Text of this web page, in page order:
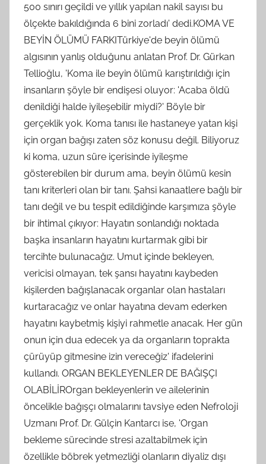
500 sınırı geçildi ve yıllık yapılan nakil sayısı bu
ölçekte bakıldığında 6 bini zorladı' dedi.KOMA VE
BEYİN ÖLÜMÜ FARKITürkiye'de beyin ölümü
algısının yanlış olduğunu anlatan Prof. Dr. Gürkan
Tellioğlu, 'Koma ile beyin ölümü karıştırıldığı için
insanların şöyle bir endişesi oluyor: 'Acaba öldü
denildiği halde iyileşebilir miydi?' Böyle bir
gerçeklik yok. Koma tanısı ile hastaneye yatan kişi
için organ bağışı zaten söz konusu değil. Biliyoruz
ki koma, uzun süre içerisinde iyileşme
gösterebilen bir durum ama, beyin ölümü kesin
tanı kriterleri olan bir tanı. Şahsi kanaatlere bağlı bir
tanı değil ve bu tespit edildiğinde karşımıza şöyle
bir ihtimal çıkıyor: Hayatın sonlandığı noktada
başka insanların hayatını kurtarmak gibi bir
tercihte bulunacağız. Umut içinde bekleyen,
vericisi olmayan, tek şansı hayatını kaybeden
kişilerden bağışlanacak organlar olan hastaları
kurtaracağız ve onlar hayatına devam ederken
hayatını kaybetmiş kişiyi rahmetle anacak. Her gün
onun için dua edecek ya da organların toprakta
çürüyüp gitmesine izin vereceğiz' ifadelerini
kullandı. ORGAN BEKLEYENLER DE BAĞIŞÇI
OLABİLİROrgan bekleyenlerin ve ailelerinin
öncelikle bağışçı olmalarını tavsiye eden Nefroloji
Uzmanı Prof. Dr. Gülçin Kantarcı ise, 'Organ
bekleme sürecinde stresi azaltabilmek için
özellikle böbrek yetmezliği olanların diyaliz dışı